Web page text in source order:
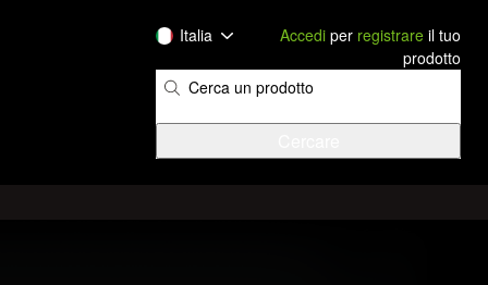
Italia Accedi per registrare il tuo
prodotto